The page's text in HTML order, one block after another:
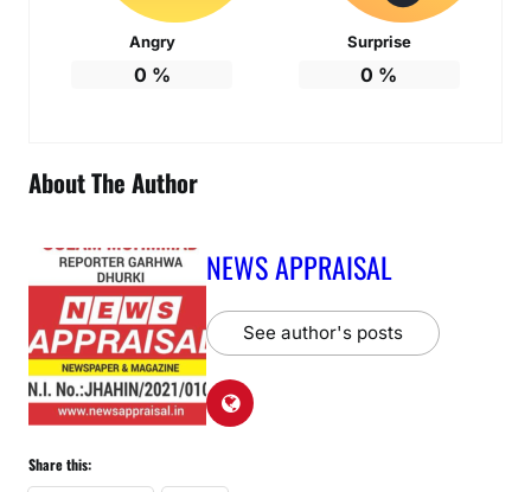
Angry
0 %
Surprise
0 %
About The Author
NEWS APPRAISAL
See author's posts
Share this: